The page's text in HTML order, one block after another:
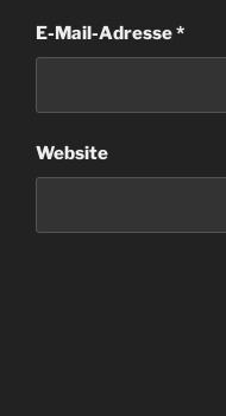
E-Mail-Adresse*
Website